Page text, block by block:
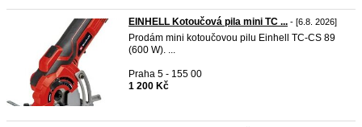
EINHELL Kotoučová pila mini TC ... - [6.8. 2026]
Prodám mini kotoučovou pilu Einhell TC-CS 89
(600 W). ...
Praha 5 - 155 00
1 200 Kč